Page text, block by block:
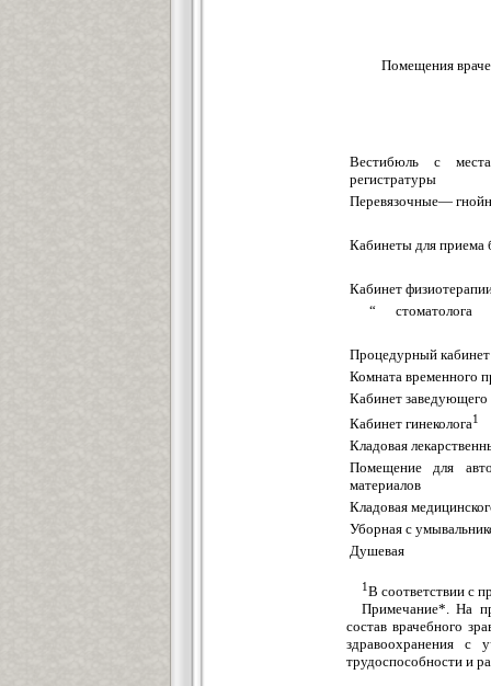
Помещения
Вестибюль с
регистратуры
Перевязочные—
Кабинеты для приема
Кабинет
“ стоматолога
Процедурный кабинет
Комната временного
Кабинет заведующего
Кабинет гинеколога1
Кладовая
Помещение для
материалов
Кладовая
Уборная с
Душевая
1В соответствии с
Примечание*. На
состав врачебного
здравоохранения с
трудоспособности и